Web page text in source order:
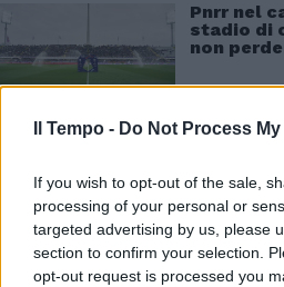
Il Tempo - Do Not Process
If you wish to opt-out of the sale,
processing of your personal or
targeted advertising by us, please
section to confirm your selection.
opt-out request is processed you
Pnrr nel
stadio di
non
Pasquino, durissimo,
a non applicare la